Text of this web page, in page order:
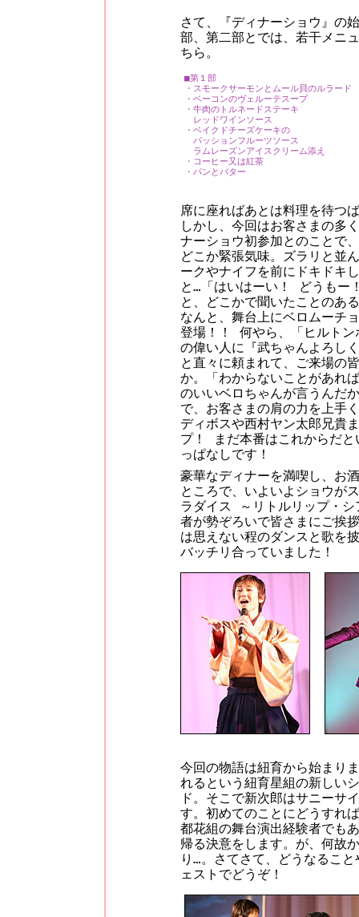
さて、『ディナーショウ』の
部、第二部とでは、若干メニ
ちら。
■第１部
・スモークサーモンとムール貝のルラード
・ベーコンのヴェルーテスープ
・牛肉のトルネードステーキ
レッドワインソース
・ベイクドチーズケーキの
パッションフルーツソース
ラムレーズンアイスクリーム添え
・コーヒー又は紅茶
・パンとバター
席に座ればあとは料理を待つ
しかし、今回はお客さまの多
ナーショウ初参加とのことで
どこか緊張気味。ズラリと並
ークやナイフを前にドキドキ
と…「はいはーい！ どうもー
と、どこかで聞いたことのあ
なんと、舞台上にベロムーチ
登場！！ 何やら、「ヒルトン
の偉い人に『武ちゃんよろし
と直々に頼まれて、ご来場の
か。「わからないことがあれ
のいいベロちゃんが言うんだ
で、お客さまの肩の力を上手
ディボスや西村ヤン太郎兄貴
プ！ まだ本番はこれからだ
っぱなしです！
豪華なディナーを満喫し、お
ところで、いよいよショウが
ラダイス ～リトルリップ・
者が勢ぞろいで皆さまにご挨
は思えない程のダンスと歌を
バッチリ合っていました！
今回の物語は紐育から始まり
れるという紐育星組の新しい
ド。そこで新次郎はサニーサ
す。初めてのことにどうすれ
都花組の舞台演出経験者でも
帰る決意をします。が、何故
り…。さてさて、どうなるこ
ェストでどうぞ！